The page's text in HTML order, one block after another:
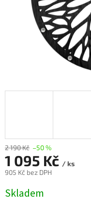
2 190 Kč –50 %
1 095 Kč / ks
905 Kč bez DPH
cena:
Skladem